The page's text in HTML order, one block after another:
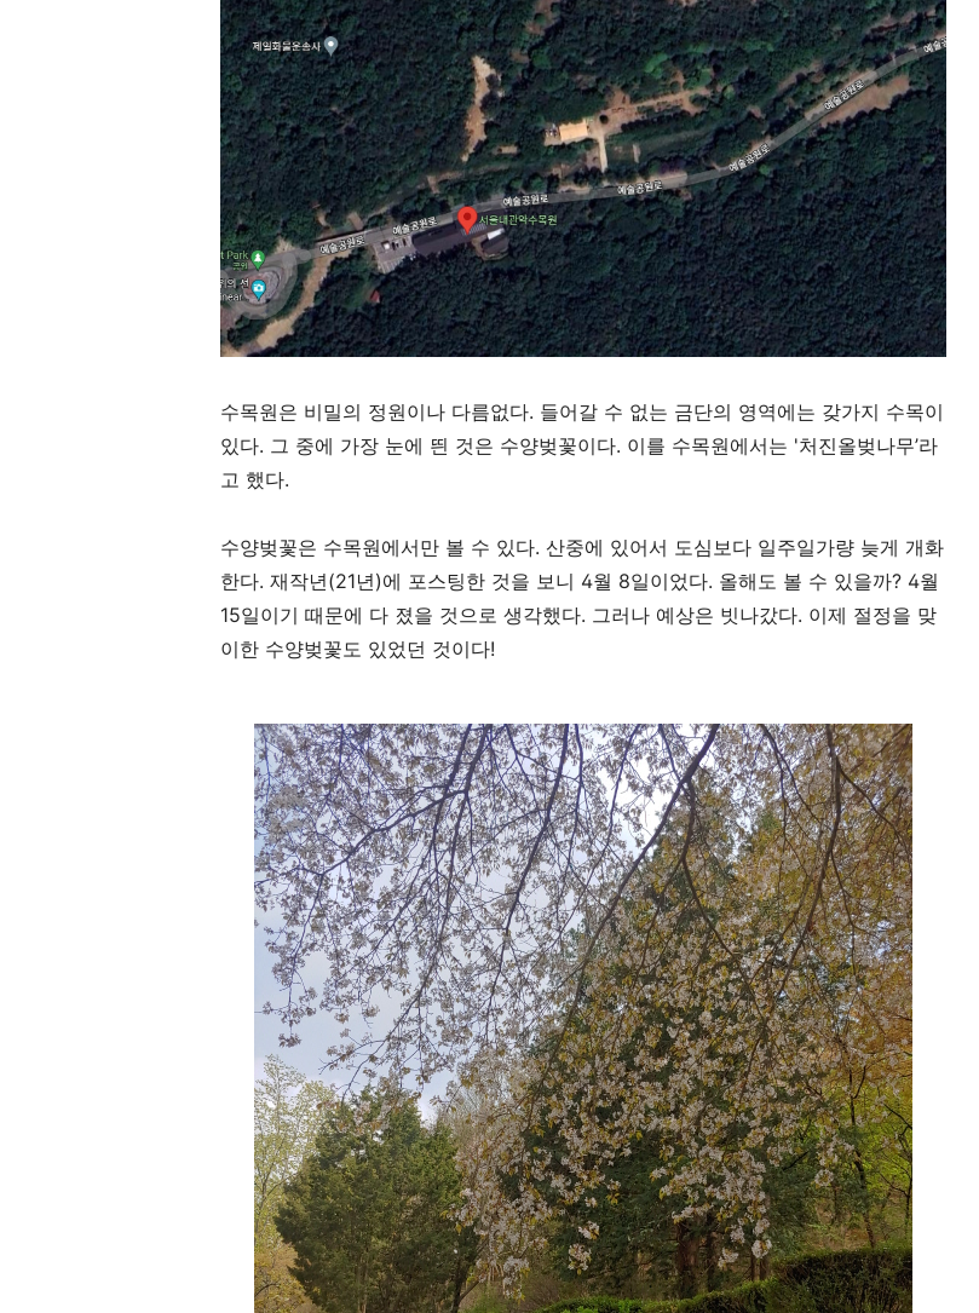
수목원은 비밀의 정원이나 다름없다. 들어갈 수 없는 금단의 영역에는 갖가지 수목이
있다. 그 중에 가장 눈에 띈 것은 수양벚꽃이다. 이를 수목원에서는 '처진올벚나무’라
고 했다.
수양벚꽃은 수목원에서만 볼 수 있다. 산중에 있어서 도심보다 일주일가량 늦게 개화
한다. 재작년(21년)에 포스팅한 것을 보니 4월 8일이었다. 올해도 볼 수 있을까? 4월
15일이기 때문에 다 졌을 것으로 생각했다. 그러나 예상은 빗나갔다. 이제 절정을 맞
이한 수양벚꽃도 있었던 것이다!